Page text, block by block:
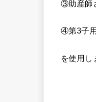
③助産師
④第3子
を使用し